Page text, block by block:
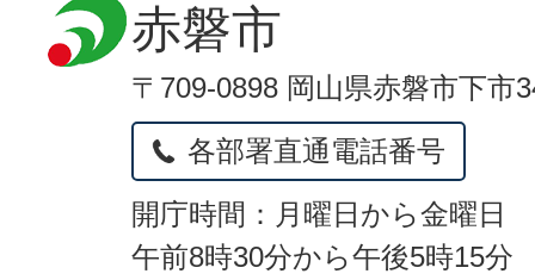
赤磐市
〒709-0898 岡山県赤磐市下市
各部署直通電話番号
開庁時間：月曜日から金曜日
午前8時30分から午後5時15分